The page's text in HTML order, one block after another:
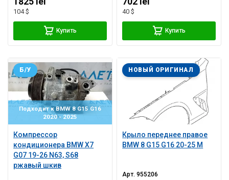
104 $
Купить
40 $
Купить
Подходит к BMW 8 G15 G16
2020 - 2025
Компрессор
кондиционера BMW X7
G07 19-26 N63, S68
ржавый шкив
Б/У
Крыло переднее правое
BMW 8 G15 G16 20-25 M
НОВЫЙ ОРИГИНАЛ
Арт.955206